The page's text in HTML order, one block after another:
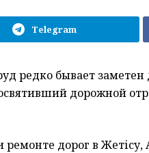
Telegram
редко бывает заметен
дорожной
ремонте дорог в